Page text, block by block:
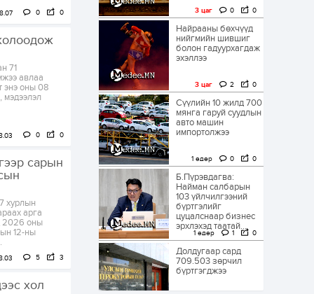
0 0
71
авлаа
энэ оны 08
мэдээлэл
0 0
сарын
хурлын
арга
2026 оны
12-ны
5 3
хол
3 цаг 0 0
Найрааны бөхчүүд
нийгмийн шившиг
болон гадуурхагдаж
эхэллээ
3 цаг 2 0
Сүүлийн 10 жилд 700
мянга гаруй суудлын
авто машин
импортолжээ
1 өдөр 0 0
Б.Пүрэвдагва:
Найман салбарын
103 үйлчилгээний
бүртгэлийг
цуцалснаар бизнес
эрхлэхэд таатай...
1 өдөр 1 0
Долдугаар сард
709.503 зөрчил
бүртгэгджээ